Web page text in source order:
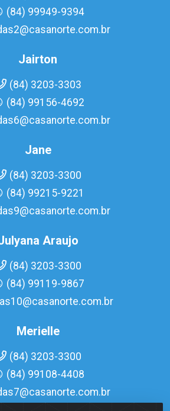
(84) 99949-9394
Jairton
(84) 3203-3303
(84) 99156-4692
Jane
(84) 3203-3300
(84) 99215-9221
Araujo
(84) 3203-3300
(84) 99119-9867
Merielle
(84) 3203-3300
(84) 99108-4408